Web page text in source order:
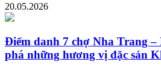
20.05.2026
Điểm danh 7 chợ Nha Trang
phá những hương vị đặc sản